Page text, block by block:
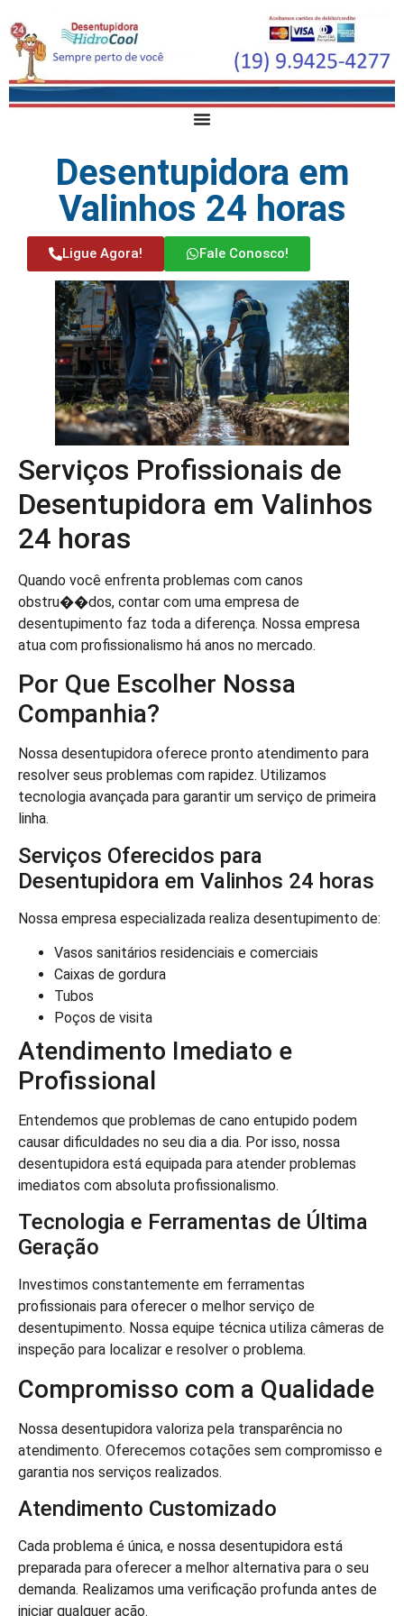
Desentupidora em
Valinhos 24 horas
Ligue Agora! Fale Conosco!
Serviços Profissionais de
Desentupidora em Valinhos
24 horas
Quando você enfrenta problemas com canos
obstru��dos, contar com uma empresa de
desentupimento faz toda a diferença. Nossa empresa
atua com profissionalismo há anos no mercado.
Por Que Escolher Nossa
Companhia?
Nossa desentupidora oferece pronto atendimento para
resolver seus problemas com rapidez. Utilizamos
tecnologia avançada para garantir um serviço de primeira
linha.
Serviços Oferecidos para
Desentupidora em Valinhos 24 horas
Nossa empresa especializada realiza desentupimento de:
Vasos sanitários residenciais e comerciais
Caixas de gordura
Tubos
Poços de visita
Atendimento Imediato e
Profissional
Entendemos que problemas de cano entupido podem
causar dificuldades no seu dia a dia. Por isso, nossa
desentupidora está equipada para atender problemas
imediatos com absoluta profissionalismo.
Tecnologia e Ferramentas de Última
Geração
Investimos constantemente em ferramentas
profissionais para oferecer o melhor serviço de
desentupimento. Nossa equipe técnica utiliza câmeras de
inspeção para localizar e resolver o problema.
Compromisso com a Qualidade
Nossa desentupidora valoriza pela transparência no
atendimento. Oferecemos cotações sem compromisso e
garantia nos serviços realizados.
Atendimento Customizado
Cada problema é única, e nossa desentupidora está
preparada para oferecer a melhor alternativa para o seu
demanda. Realizamos uma verificação profunda antes de
iniciar qualquer ação.